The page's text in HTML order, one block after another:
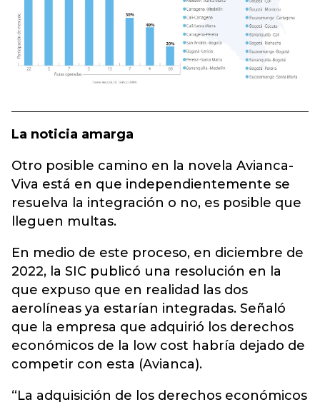
La noticia amarga
Otro posible camino en la novela Avianca-
Viva está en que independientemente se
resuelva la integración o no, es posible que
lleguen multas.
En medio de este proceso, en diciembre de
2022, la SIC publicó una resolución en la
que expuso que en realidad las dos
aerolíneas ya estarían integradas. Señaló
que la empresa que adquirió los derechos
económicos de la low cost habría dejado de
competir con esta (Avianca).
“La adquisición de los derechos económicos